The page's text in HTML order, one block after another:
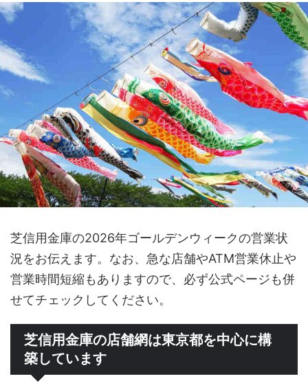
芝信用金庫の2026年ゴールデンウィークの営業状
況をお伝えます。なお、急な店舗やATM営業休止や
営業時間短縮もありますので、必ず公式ページも併
せてチェックしてください。
芝信用金庫の店舗網は東京都を中心に構
築しています